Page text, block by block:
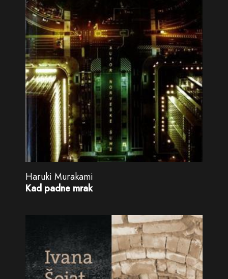
Haruki Murakami
Kad padne mrak